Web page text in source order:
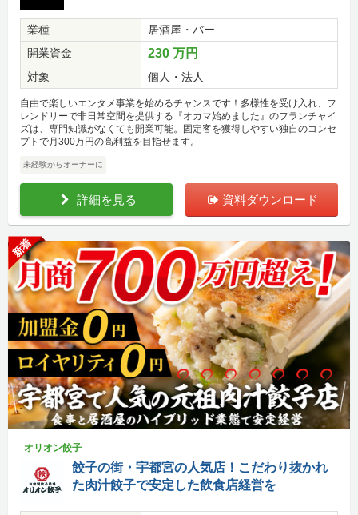
業種
居酒屋・バー
開業資金
230 万円
対象 個人・法人
自由で楽しいエンタメ事業を始めるチャンスです！多様性を受け入れ、フ
レンドリーで非日常空間を提供する『オカマ始めました』のフランチャイ
ズは、専門知識がなくても開業可能。固定客を獲得しやすい独自のコンセ
プトで月300万円の高利益を目指せます。
未経験からオーナーに
詳細を見る 資料ダウンロード
新着
オリオン餃子
餃子の街・宇都宮の人気店！こだわり抜かれ
た肉汁餃子で安定した飲食店経営を